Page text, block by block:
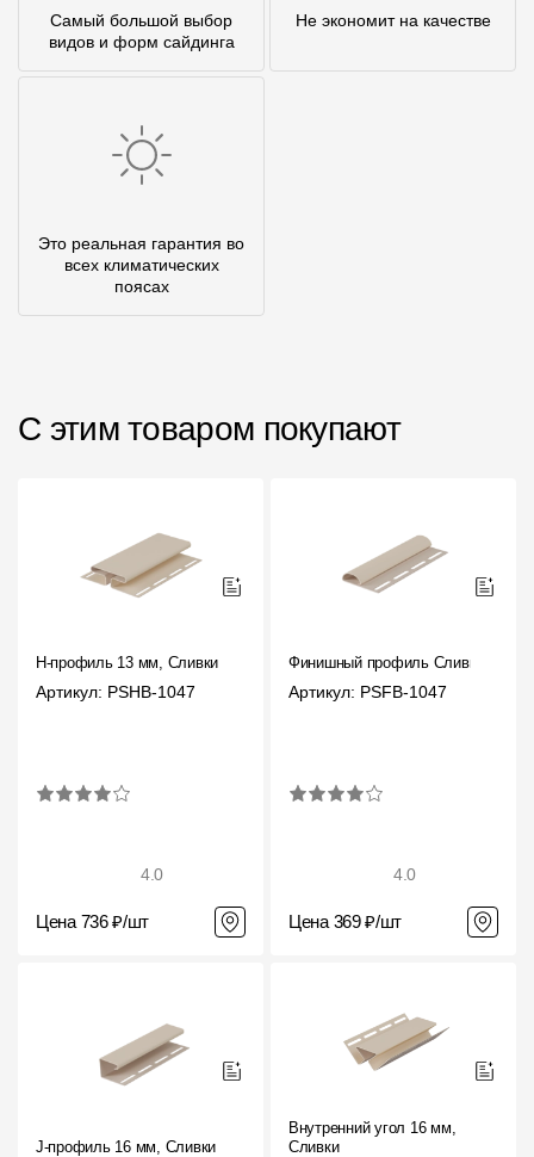
Самый большой выбор
видов и форм сайдинга
Не экономит на качестве
Это реальная гарантия во
всех климатических
поясах
С этим товаром покупают
H-профиль 13 мм, Сливки
Артикул: PSHB-1047
4.0
Цена 736 ₽/шт
Финишный профиль Сливки
Артикул: PSFB-1047
4.0
Цена 369 ₽/шт
J-профиль 16 мм, Сливки
Внутренний угол 16 мм,
Сливки